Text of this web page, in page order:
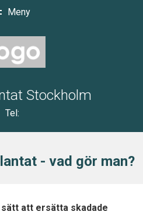
Stockholm
Tel:
- vad gör man?
att ersätta skadade